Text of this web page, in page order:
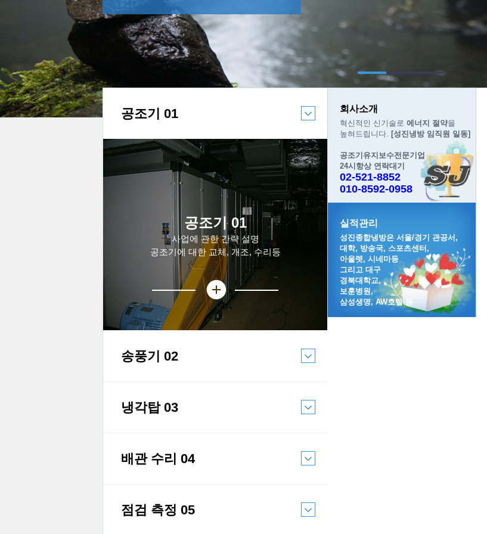
공조기 01
공조기 01
사업에 관한 간략 설명
공조기에 대한 교체, 개조, 수리등
송풍기 02
냉각탑 03
배관 수리 04
점검 측정 05
회사소개
혁신적인 신기술로 에너지 절약을
높혀드립니다. [성진냉방 임직원 일동]
공조기유지보수전문기업
24시항상 연락대기
02-521-8852
010-8592-0958
실적관리
성진종합냉방은 서울/경기 관공서,
대학, 방송국, 스포츠센터,
아울렛, 시네마등
그리고 대구
경북대학교,
보훈병원,
삼성생명, AW호텔 등
더보기